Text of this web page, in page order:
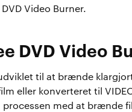
Video Burner.
DVD Video
til at brænde
eller konverteret til
med at brænde